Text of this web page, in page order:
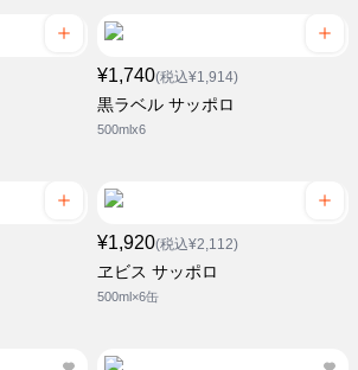
¥1,740(税込¥1,914)
黒ラベル サッポロ
500mlx6
¥1,920(税込¥2,112)
ヱビス サッポロ
500ml×6缶